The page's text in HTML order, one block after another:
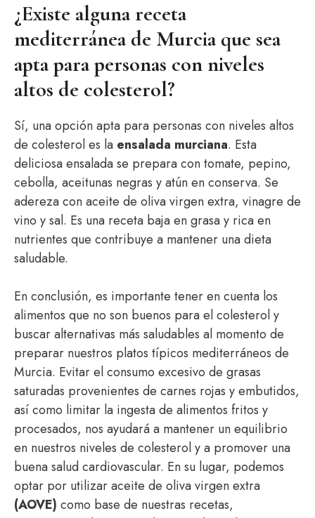
¿Existe alguna receta
mediterránea de Murcia que sea
apta para personas con niveles
altos de colesterol?
Sí, una opción apta para personas con niveles altos
de colesterol es la ensalada murciana. Esta
deliciosa ensalada se prepara con tomate, pepino,
cebolla, aceitunas negras y atún en conserva. Se
adereza con aceite de oliva virgen extra, vinagre de
vino y sal. Es una receta baja en grasa y rica en
nutrientes que contribuye a mantener una dieta
saludable.
En conclusión, es importante tener en cuenta los
alimentos que no son buenos para el colesterol y
buscar alternativas más saludables al momento de
preparar nuestros platos típicos mediterráneos de
Murcia. Evitar el consumo excesivo de grasas
saturadas provenientes de carnes rojas y embutidos,
así como limitar la ingesta de alimentos fritos y
procesados, nos ayudará a mantener un equilibrio
en nuestros niveles de colesterol y a promover una
buena salud cardiovascular. En su lugar, podemos
optar por utilizar aceite de oliva virgen extra
(AOVE) como base de nuestras recetas,